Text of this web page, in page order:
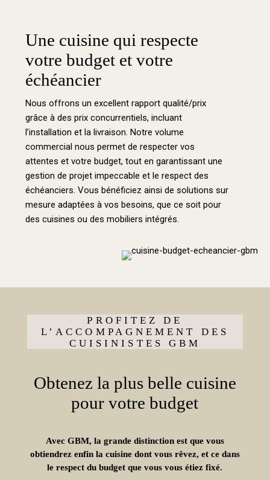
Une cuisine qui respecte
votre budget et votre
échéancier
Nous offrons un excellent rapport qualité/prix
grâce à des prix concurrentiels, incluant
l’installation et la livraison. Notre volume
commercial nous permet de respecter vos
attentes et votre budget, tout en garantissant une
gestion de projet impeccable et le respect des
échéanciers. Vous bénéficiez ainsi de solutions sur
mesure adaptées à vos besoins, que ce soit pour
des cuisines ou des mobiliers intégrés.
PROFITEZ DE
L’ACCOMPAGNEMENT DES
CUISINISTES GBM
Obtenez la plus belle cuisine
pour votre budget
Avec GBM, la grande distinction est que vous
obtiendrez enfin la cuisine dont vous rêvez, et ce dans
le respect du budget que vous vous étiez fixé.